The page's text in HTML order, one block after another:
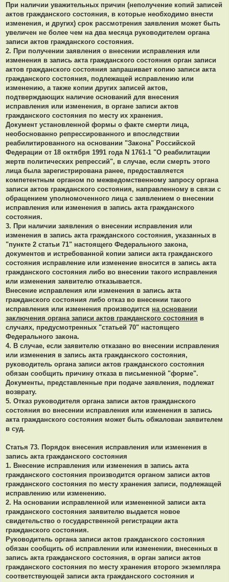
При наличии уважительных причин (неполучение копий записей
актов гражданского состояния, в которые необходимо внести
изменения, и других) срок рассмотрения заявления может быть
увеличен не более чем на два месяца руководителем органа
записи актов гражданского состояния.
2. При получении заявления о внесении исправления или
изменения в запись акта гражданского состояния орган записи
актов гражданского состояния запрашивает копию записи акта
гражданского состояния, подлежащей исправлению или
изменению, а также копии других записей актов,
подтверждающих наличие оснований для внесения
исправления или изменения, в органе записи актов
гражданского состояния по месту их хранения.
Документ установленной формы о факте смерти лица,
необоснованно репрессированного и впоследствии
реабилитированного на основании "Закона" Российской
Федерации от 18 октября 1991 года N 1761-1 "О реабилитации
жертв политических репрессий", в случае, если смерть этого
лица была зарегистрирована ранее, предоставляется
компетентным органом по межведомственному запросу органа
записи актов гражданского состояния, направленному в связи с
обращением уполномоченного лица с заявлением о внесении
исправления или изменения в запись акта гражданского
состояния.
3. При наличии заявления о внесении исправления или
изменения в запись акта гражданского состояния, указанных в
"пункте 2 статьи 71" настоящего Федерального закона,
документов и истребованной копии записи акта гражданского
состояния исправление или изменение вносится в запись акта
гражданского состояния либо во внесении такого исправления
или изменения заявителю отказывается.
Внесение исправления или изменения в запись акта
гражданского состояния либо отказ во внесении такого
исправления или изменения производится на основании
заключения органа записи актов гражданского состояния в
случаях, предусмотренных "статьей 70" настоящего
Федерального закона.
4. В случае, если заявителю отказано во внесении исправления
или изменения в запись акта гражданского состояния,
руководитель органа записи актов гражданского состояния
обязан сообщить причину отказа в письменной "форме".
Документы, представленные при подаче заявления, подлежат
возврату.
5. Отказ руководителя органа записи актов гражданского
состояния во внесении исправления или изменения в запись
акта гражданского состояния может быть обжалован заявителем
в суд.
Статья 73. Порядок внесения исправления или изменения в
запись акта гражданского состояния
1. Внесение исправления или изменения в запись акта
гражданского состояния производится органом записи актов
гражданского состояния по месту хранения записи, подлежащей
исправлению или изменению.
2. На основании исправленной или измененной записи акта
гражданского состояния заявителю выдается новое
свидетельство о государственной регистрации акта
гражданского состояния.
Руководитель органа записи актов гражданского состояния
обязан сообщить об исправлении или изменении, внесенных в
запись акта гражданского состояния, в орган записи актов
гражданского состояния по месту хранения второго экземпляра
соответствующей записи акта гражданского состояния и